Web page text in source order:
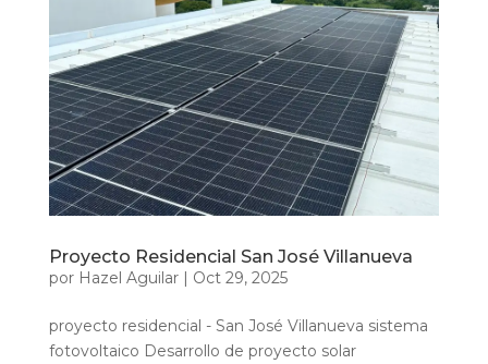
Proyecto Residencial San José Villanueva
por Hazel Aguilar| Oct 29, 2025
proyecto residencial - San José Villanueva sistema
fotovoltaico Desarrollo de proyecto solar